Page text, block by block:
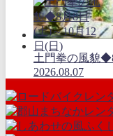
土門拳の風貌
2026.08.07